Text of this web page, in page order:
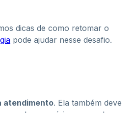
dicas de como retomar o
pode ajudar nesse desafio.
atendimento. Ela também deve